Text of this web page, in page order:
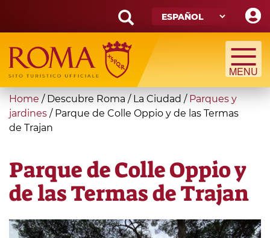
main
content
Search
form
Búsqueda
You
are
here
Home / Descubre Roma / La Ciudad / Parques y
jardines / Parque de Colle Oppio y de las Termas
de Trajan
Parque de Colle Oppio y
de las Termas de Trajan